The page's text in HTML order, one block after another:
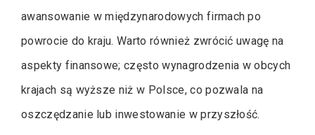
awansowanie w międzynarodowych firmach po
powrocie do kraju. Warto również zwrócić uwagę na
aspekty finansowe; często wynagrodzenia w obcych
krajach są wyższe niż w Polsce, co pozwala na
oszczędzanie lub inwestowanie w przyszłość.